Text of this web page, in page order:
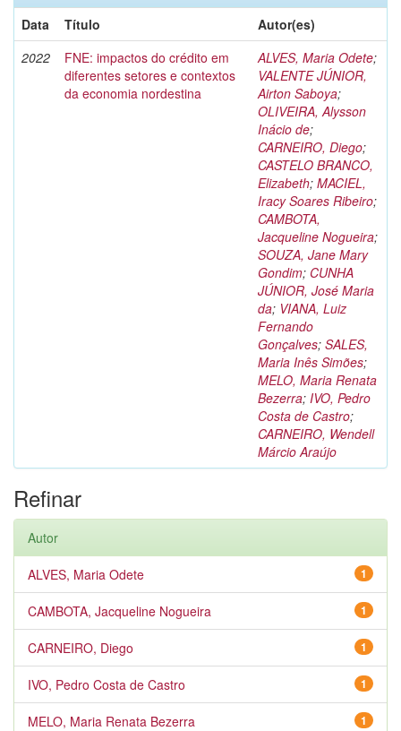
Data
Título
Autor(es)
2022
FNE: impactos do crédito em
diferentes setores e contextos
da economia nordestina
ALVES, Maria Odete;
VALENTE JÚNIOR,
Airton Saboya;
OLIVEIRA, Alysson
Inácio de;
CARNEIRO, Diego;
CASTELO BRANCO,
Elizabeth; MACIEL,
Iracy Soares Ribeiro;
CAMBOTA,
Jacqueline Nogueira;
SOUZA, Jane Mary
Gondim; CUNHA
JÚNIOR, José Maria
da; VIANA, Luiz
Fernando
Gonçalves; SALES,
Maria Inês Simões;
MELO, Maria Renata
Bezerra; IVO, Pedro
Costa de Castro;
CARNEIRO, Wendell
Márcio Araújo
Refinar
Autor
1
ALVES, Maria Odete
1
CAMBOTA, Jacqueline Nogueira
1
CARNEIRO, Diego
1
IVO, Pedro Costa de Castro
1
MELO, Maria Renata Bezerra